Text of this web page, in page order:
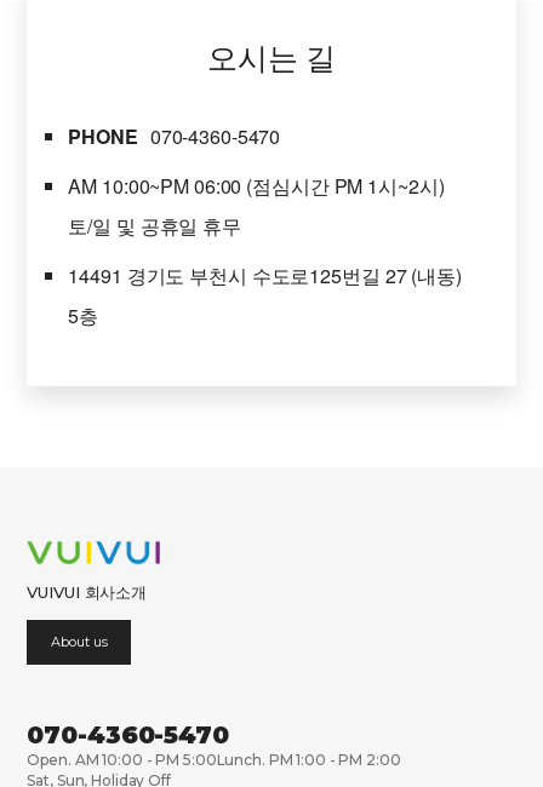
오시는 길
PHONE 070-4360-5470
AM 10:00~PM 06:00 (점심시간 PM 1시~2시)
토/일 및 공휴일 휴무
14491 경기도 부천시 수도로125번길 27 (내동)
5층
VUIVUI 회사소개
About us
070-4360-5470
Open. AM 10:00 - PM 5:00Lunch. PM 1:00 - PM 2:00
Sat, Sun, Holiday Off